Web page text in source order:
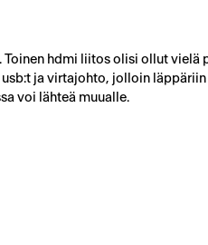
hdmi liitos olisi ollut vielä
ja virtajohto, jolloin
voi lähteä muualle.